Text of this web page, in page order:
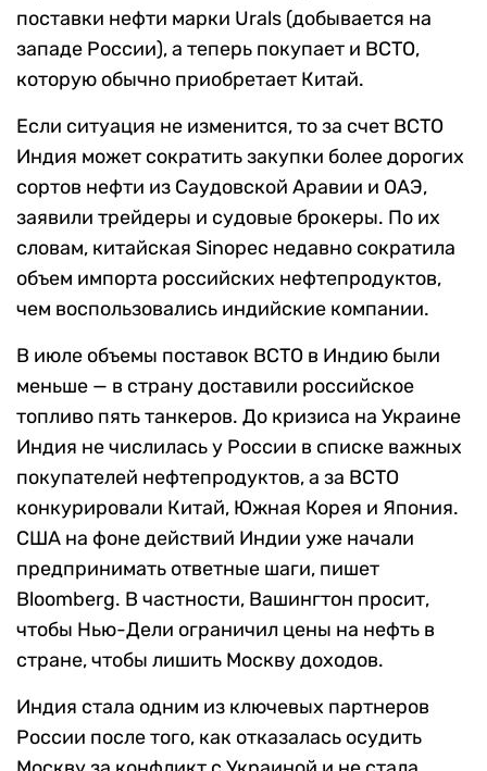
поставки нефти марки Urals (добывается на
западе России), а теперь покупает и ВСТО,
которую обычно приобретает Китай.
Если ситуация не изменится, то за счет ВСТО
Индия может сократить закупки более дорогих
сортов нефти из Саудовской Аравии и ОАЭ,
заявили трейдеры и судовые брокеры. По их
словам, китайская Sinopec недавно сократила
объем импорта российских нефтепродуктов,
чем воспользовались индийские компании.
В июле объемы поставок ВСТО в Индию были
меньше — в страну доставили российское
топливо пять танкеров. До кризиса на Украине
Индия не числилась у России в списке важных
покупателей нефтепродуктов, а за ВСТО
конкурировали Китай, Южная Корея и Япония.
США на фоне действий Индии уже начали
предпринимать ответные шаги, пишет
Bloomberg. В частности, Вашингтон просит,
чтобы Нью-Дели ограничил цены на нефть в
стране, чтобы лишить Москву доходов.
Индия стала одним из ключевых партнеров
России после того, как отказалась осудить